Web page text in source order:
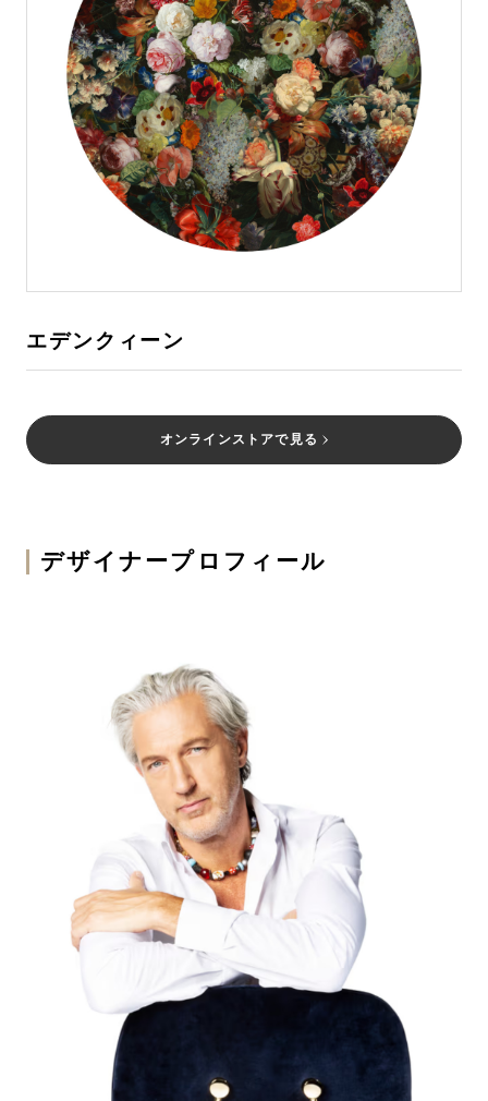
エデンクィーン
オンラインストアで見る
デザイナープロフィール